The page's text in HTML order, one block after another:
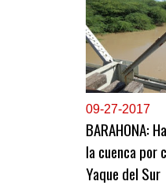
09-27-2017
BARAHONA:
la cuenca por
Yaque del Sur